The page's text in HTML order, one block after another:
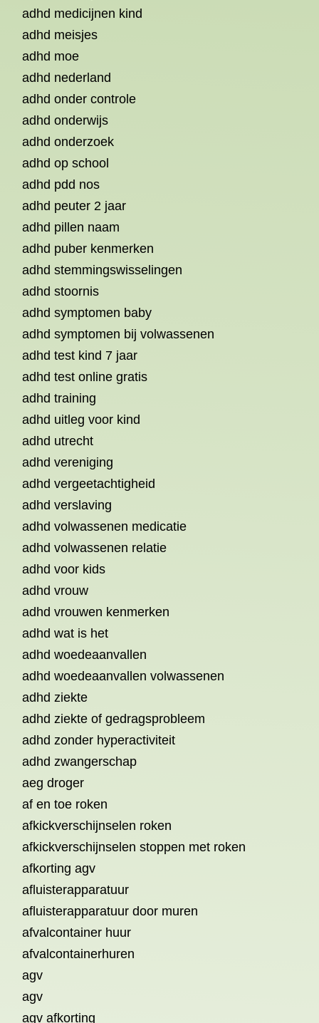
adhd medicijnen kind
adhd meisjes
adhd moe
adhd nederland
adhd onder controle
adhd onderwijs
adhd onderzoek
adhd op school
adhd pdd nos
adhd peuter 2 jaar
adhd pillen naam
adhd puber kenmerken
adhd stemmingswisselingen
adhd stoornis
adhd symptomen baby
adhd symptomen bij volwassenen
adhd test kind 7 jaar
adhd test online gratis
adhd training
adhd uitleg voor kind
adhd utrecht
adhd vereniging
adhd vergeetachtigheid
adhd verslaving
adhd volwassenen medicatie
adhd volwassenen relatie
adhd voor kids
adhd vrouw
adhd vrouwen kenmerken
adhd wat is het
adhd woedeaanvallen
adhd woedeaanvallen volwassenen
adhd ziekte
adhd ziekte of gedragsprobleem
adhd zonder hyperactiviteit
adhd zwangerschap
aeg droger
af en toe roken
afkickverschijnselen roken
afkickverschijnselen stoppen met roken
afkorting agv
afluisterapparatuur
afluisterapparatuur door muren
afvalcontainer huur
afvalcontainerhuren
agv
agv
agv afkorting